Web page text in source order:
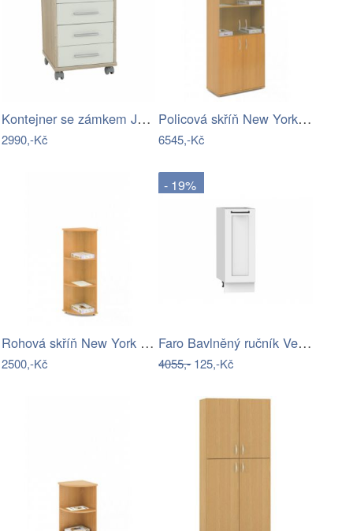
Kontejner se zámkem JOHAN NEW 12 Tempo…
2990,-Kč
Policová skříň New York SC24-LZ
6545,-Kč
Rohová skříň New York OSC4-LZ
2500,-Kč
- 19%
Faro Bavlněný ručník Vena 50x90 cm…
4055,-125,-Kč